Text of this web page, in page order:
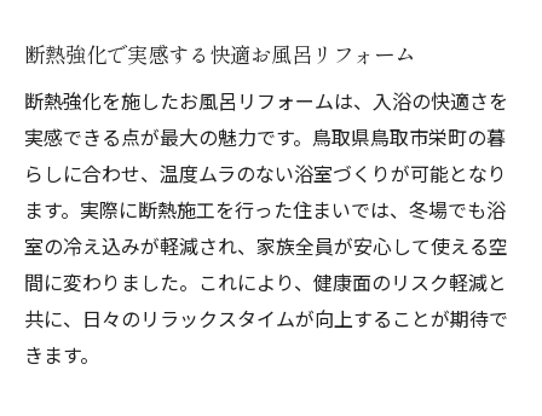
断熱強化で実感する快適お風呂リフォーム
断熱強化を施したお風呂リフォームは、入浴の快適さを
実感できる点が最大の魅力です。鳥取県鳥取市栄町の暮
らしに合わせ、温度ムラのない浴室づくりが可能となり
ます。実際に断熱施工を行った住まいでは、冬場でも浴
室の冷え込みが軽減され、家族全員が安心して使える空
間に変わりました。これにより、健康面のリスク軽減と
共に、日々のリラックスタイムが向上することが期待で
きます。